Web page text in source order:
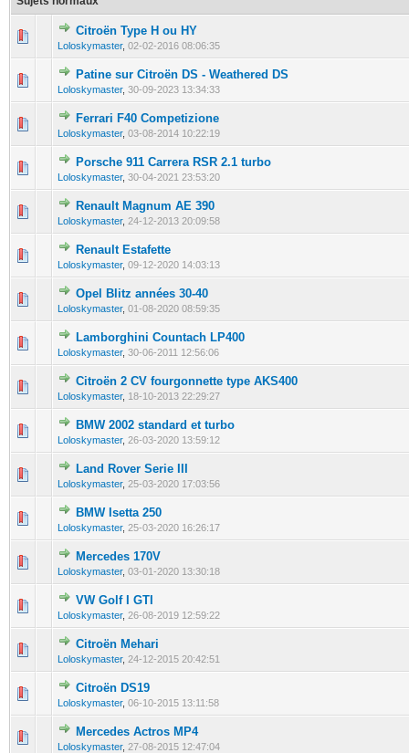
Citroën Type H ou HY
Loloskymaster, 02-02-2016 08:06:35
0 Votes - 0 sur 5 en moyenne
1
Patine sur Citroën DS - Weathered DS
Loloskymaster, 30-09-2023 13:34:33
0 Votes - 0 sur 5 en moyenne
123 45
Ferrari F40 Competizione
Loloskymaster, 03-08-2014 10:22:19
0 Votes - 0 sur 5 en moyenne
12345
Porsche 911 Carrera RSR 2.1 turbo
Loloskymaster, 30-04-2021 23:53:20
0 Votes - 0 sur 5 en moyenne
1234 5
Renault Magnum AE 390
Loloskymaster, 24-12-2013 20:09:58
0 Votes - 0 sur 5 en moyenne
1 234
Renault Estafette
Loloskymaster, 09-12-2020 14:03:13
0 Votes - 0 sur 5 en moyenne
Opel Blitz années 30-40
Loloskymaster, 01-08-2020 08:59:35
0 Votes - 0 sur 5 en moyenne
123
Lamborghini Countach LP400
Loloskymaster, 30-06-2011 12:56:06
0 Votes - 0 sur 5 en moyenne
123 45
Citroën 2 CV fourgonnette type AKS400
Loloskymaster, 18-10-2013 22:29:27
0 Votes - 0 sur 5 en moyenne
12345
BMW 2002 standard et turbo
Loloskymaster, 26-03-2020 13:59:12
0 Votes - 0 sur 5 en moyenne
12 345
Land Rover Serie III
Loloskymaster, 25-03-2020 17:03:56
0 Votes - 0 sur 5 en moyenne
BMW Isetta 250
Loloskymaster, 25-03-2020 16:26:17
0 Votes - 0 sur 5 en moyenne
Mercedes 170V
Loloskymaster, 03-01-2020 13:30:18
0 Votes - 0 sur 5 en moyenne
VW Golf I GTI
Loloskymaster, 26-08-2019 12:59:22
0 Votes - 0 sur 5 en moyenne
Citroën Mehari
Loloskymaster, 24-12-2015 20:42:51
0 Votes - 0 sur 5 en moyenne
Citroën DS19
Loloskymaster, 06-10-2015 13:11:58
0 Votes - 0 sur 5 en moyenne
Mercedes Actros MP4
Loloskymaster, 27-08-2015 12:47:04
0 Votes - 0 sur 5 en moyenne
12